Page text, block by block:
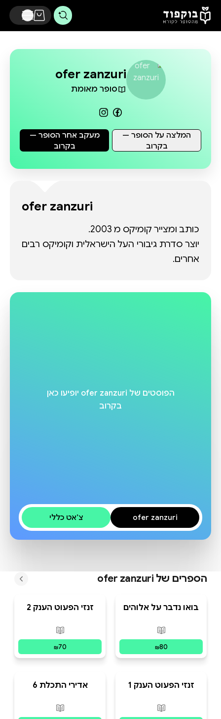
דלג לתוכן הראשי
ofer zanzuri
סופר מאומת
מעקב אחר הסופר —
בקרוב
המלצה על הסופר —
בקרוב
ofer zanzuri
יוצר סדרת גיבורי העל הישראלית וקומיקס רבים
אחרים.
הפוסטים של ofer zanzuri יופיעו כאן
בקרוב
ofer zanzuri צ׳אט כללי
הספרים של ofer zanzuri
בואו נדבר על אלוהים
פורמטים זמינים
₪80
זנזי הפעוט הענק 2
פורמטים זמינים
₪70
זנזי הפעוט הענק 1
פורמטים זמינים
אדירי התכלת 6
פורמטים זמינים